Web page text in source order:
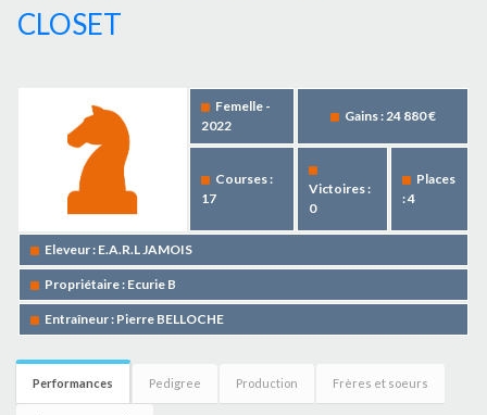
CLOSET
Femelle -
2022
Gains : 24 880 €
Courses :
17
Victoires :
0
Places
: 4
Eleveur : E.A.R.L JAMOIS
Propriétaire : Ecurie B
Entraîneur : Pierre BELLOCHE
Performances Pedigree Production Frères et soeurs